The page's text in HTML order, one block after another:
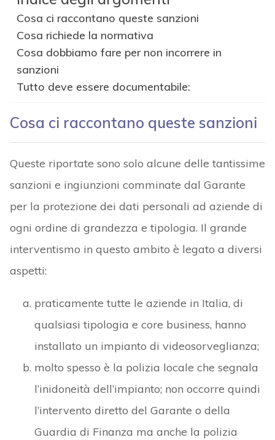
Cosa ci raccontano queste sanzioni
Cosa richiede la normativa
Cosa dobbiamo fare per non incorrere in
sanzioni
Tutto deve essere documentabile:
Cosa ci raccontano queste sanzioni
Queste riportate sono solo alcune delle tantissime
sanzioni e ingiunzioni comminate dal Garante
per la protezione dei dati personali ad aziende di
ogni ordine di grandezza e tipologia. Il grande
interventismo in questo ambito è legato a diversi
aspetti:
praticamente tutte le aziende in Italia, di
qualsiasi tipologia e core business, hanno
installato un impianto di videosorveglianza;
molto spesso è la polizia locale che segnala
l’inidoneità dell’impianto; non occorre quindi
l’intervento diretto del Garante o della
Guardia di Finanza ma anche la polizia